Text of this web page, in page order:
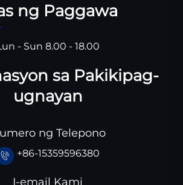
ng Paggawa
- Sun 8.00 - 18.00
sa Pakikipag-
ugnayan
ng Telepono
+86-15359596380
I-email Kami